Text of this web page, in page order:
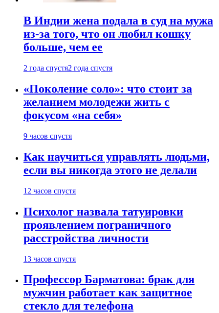
В Индии жена подала в суд на мужа
из-за того, что он любил кошку
больше, чем ее
2 года спустя2 года спустя
«Поколение соло»: что стоит за
желанием молодежи жить с
фокусом «на себя»
9 часов спустя
Как научиться управлять людьми,
если вы никогда этого не делали
12 часов спустя
Психолог назвала татуировки
проявлением пограничного
расстройства личности
13 часов спустя
Профессор Барматова: брак для
мужчин работает как защитное
стекло для телефона